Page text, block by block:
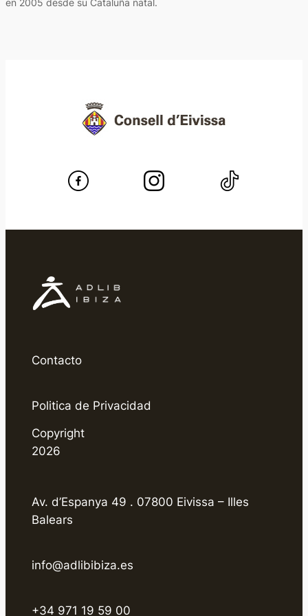
en 2005 desde su Cataluña natal.
Contacto
Politica de Privacidad
Copyright
2026
Av. d’Espanya 49 . 07800 Eivissa – Illes
Balears
info@adlibibiza.es
+34 971 19 59 00